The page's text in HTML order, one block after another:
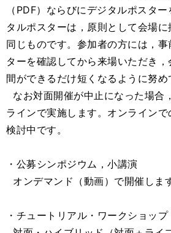
（PDF）ならびにデジタルポスタ
タルポスターは，原則として会場
同じものです。参加者の方には，
ターを確認してから来場いただき
間ができるだけ短くなるように努め
なお対面開催が中止になった場合
ラインで実施します。オンライン
検討中です。
・公募シンポジウム，小講演
オンデマンド（動画）で開催します
・チュートリアル・ワークショップ